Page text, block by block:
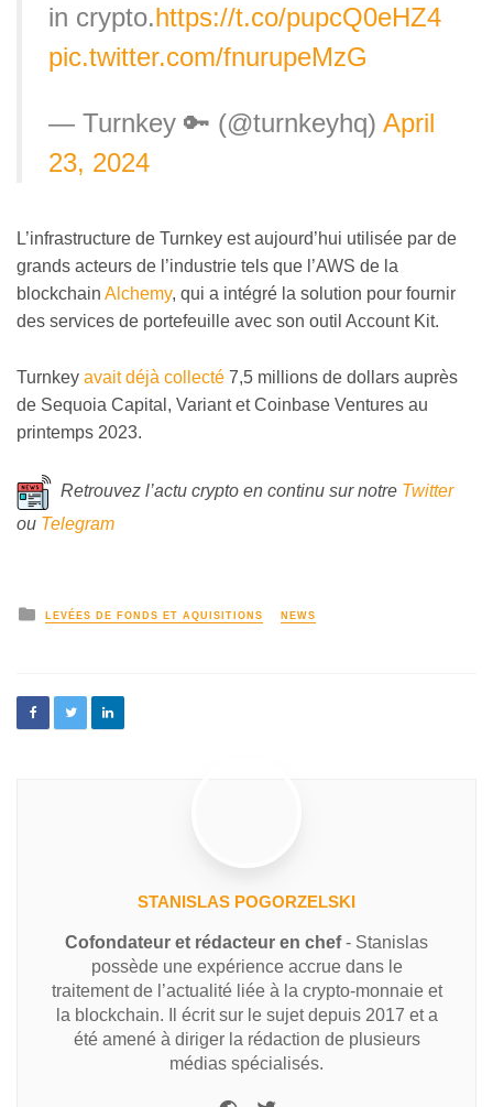
in crypto.https://t.co/pupcQ0eHZ4
pic.twitter.com/fnurupeMzG
— Turnkey 🔑 (@turnkeyhq) April
23, 2024
L’infrastructure de Turnkey est aujourd’hui utilisée par de
grands acteurs de l’industrie tels que l’AWS de la
blockchain Alchemy, qui a intégré la solution pour fournir
des services de portefeuille avec son outil Account Kit.
Turnkey avait déjà collecté 7,5 millions de dollars auprès
de Sequoia Capital, Variant et Coinbase Ventures au
printemps 2023.
Retrouvez l’actu crypto en continu sur notre Twitter
ou Telegram
LEVÉES DE FONDS ET AQUISITIONS NEWS
STANISLAS POGORZELSKI
Cofondateur et rédacteur en chef- Stanislas
possède une expérience accrue dans le
traitement de l’actualité liée à la crypto-monnaie et
la blockchain. Il écrit sur le sujet depuis 2017 et a
été amené à diriger la rédaction de plusieurs
médias spécialisés.